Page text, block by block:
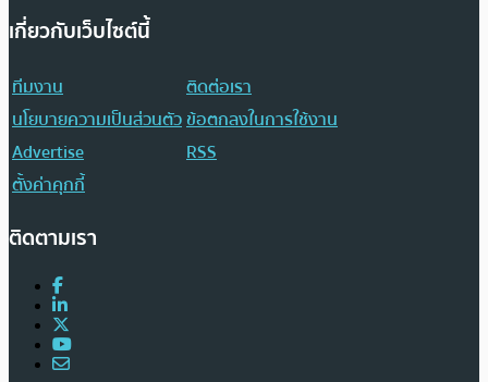
เกี่ยวกับเว็บไซต์นี้
ทีมงาน
ติดต่อเรา
นโยบายความเป็นส่วนตัวข้อตกลงในการใช้งาน
Advertise
RSS
ตั้งค่าคุกกี้
ติดตามเรา